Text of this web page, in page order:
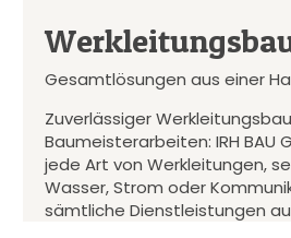
Gesamtlösungen aus einer
Zuverlässiger
Baumeisterarbeiten: IRH BAU
jede Art von Werkleitungen,
Wasser, Strom oder
sämtliche Dienstleistungen